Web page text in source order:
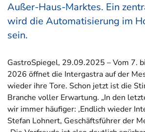
Außer-Haus-Marktes. Ein
wird die Automatisierung im
sein.
GastroSpiegel, 29.09.2025 – Vom 7.
2026 öffnet die Intergastra auf der
wieder ihre Tore. Schon jetzt ist die
Branche voller Erwartung. „In den
wir immer häufiger: ‚Endlich wieder
Stefan Lohnert, Geschäftsführer der